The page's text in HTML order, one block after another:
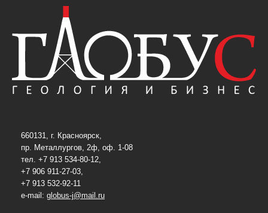
660131, г. Красноярск,
пр. Металлургов, 2ф, оф. 1-08
тел. +7 913 534-80-12,
+7 906 911-27-03,
+7 913 532-92-11
e-mail: globus-j@mail.ru